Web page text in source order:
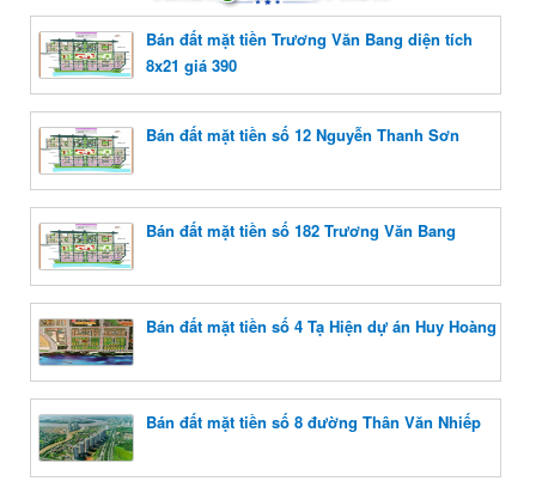
Bán đất mặt tiền Trương Văn Bang diện tích
8x21 giá 390
Bán đất mặt tiền số 12 Nguyễn Thanh Sơn
Bán đất mặt tiền số 182 Trương Văn Bang
Bán đất mặt tiền số 4 Tạ Hiện dự án Huy Hoàng
Bán đất mặt tiền số 8 đường Thân Văn Nhiếp